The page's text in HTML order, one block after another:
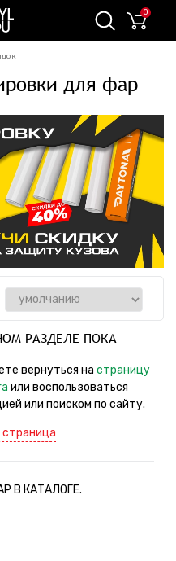
0
для фар
РАЗДЕЛЕ ПОКА
вернуться на страницу
или воспользоваться
или поиском по сайту.
страница
В КАТАЛОГЕ.